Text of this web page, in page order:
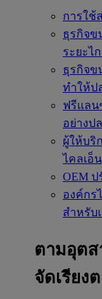
การใช้
ธุรกิจข
ระยะไ
ธุรกิจข
ทำให้ป
ฟรีแลน
อย่างป
ผู้ให้บริ
ไคลเอ็
OEM ป
องค์กร
สำหรับ
ตามอุตส
จัดเรียง